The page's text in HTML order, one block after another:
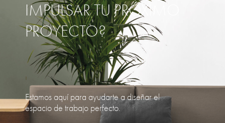
IMPULSAR TU PRÓXIMO
PROYECTO?
Estamos aquí para ayudarte a diseñar el
espacio de trabajo perfecto.